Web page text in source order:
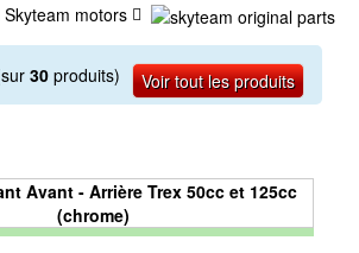
motors
30 produits) Voir tout les produits